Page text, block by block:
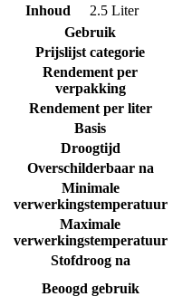
Inhoud
2.5 Liter
Gebruik
Prijslijst categorie
Rendement per
verpakking
Rendement per liter
Basis
Droogtijd
Overschilderbaar na
Minimale
verwerkingstemperatuur
Maximale
verwerkingstemperatuur
Stofdroog na
Beoogd gebruik